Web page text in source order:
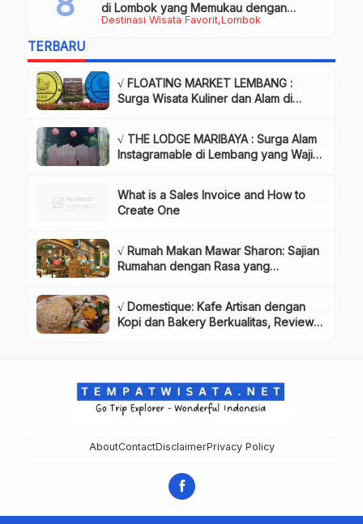
Destinasi Wisata Favorit Lombok
di Lombok yang Memukau dengan
Keindahan Alam & Budaya
TERBARU
√ FLOATING MARKET LEMBANG :
Surga Wisata Kuliner dan Alam di
√ THE LODGE MARIBAYA : Surga Alam
Instagramable di Lembang yang Wajib
What is a Sales Invoice and How to
Create One
√ Rumah Makan Mawar Sharon: Sajian
Rumahan dengan Rasa yang
√ Domestique: Kafe Artisan dengan
Kopi dan Bakery Berkualitas, Review
AboutContactDisclaimerPrivacy Policy